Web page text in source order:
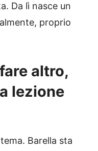
Da lì nasce un
proprio
altro,
lezione
Barella sta